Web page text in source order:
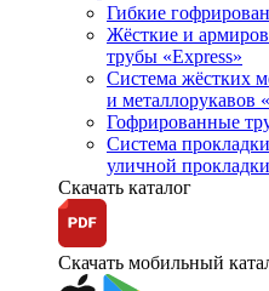
Гибкие
Жёсткие и
трубы «Express»
Система жёстких
и металлорукавов
Гофрированные
Система
уличной
Скачать каталог
Скачать мобильный